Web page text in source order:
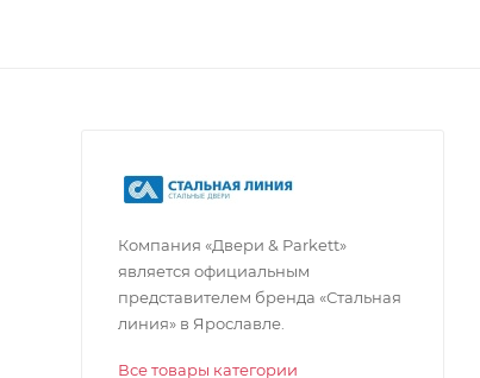
Компания «Двери & Parkett»
является официальным
представителем бренда «Стальная
линия» в Ярославле.
Все товары категории